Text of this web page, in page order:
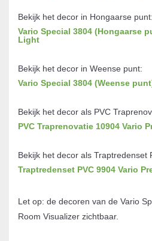
Bekijk het decor in Hongaarse punt:
Vario Special 3804 (Hongaarse
Light
Bekijk het decor in Weense punt:
Vario Special 3804 (Weense
Bekijk het decor als PVC
PVC Traprenovatie 10904 Vario
Bekijk het decor als Traptredenset
Traptredenset PVC 9904 Vario
Let op: de decoren van de Vario
Room Visualizer zichtbaar.